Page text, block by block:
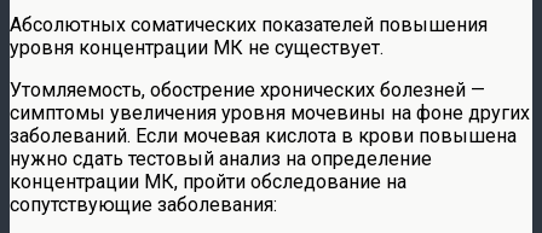
Абсолютных соматических показателей повышения
уровня концентрации МК не существует.
Утомляемость, обострение хронических болезней —
симптомы увеличения уровня мочевины на фоне других
заболеваний. Если мочевая кислота в крови повышена
нужно сдать тестовый анализ на определение
концентрации МК, пройти обследование на
сопутствующие заболевания: